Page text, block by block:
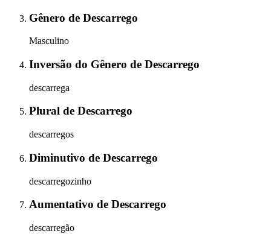
Gênero de Descarrego
Masculino
Inversão do Gênero de Descarrego
descarrega
Plural de Descarrego
descarregos
Diminutivo de Descarrego
descarregozinho
Aumentativo de Descarrego
descarregão